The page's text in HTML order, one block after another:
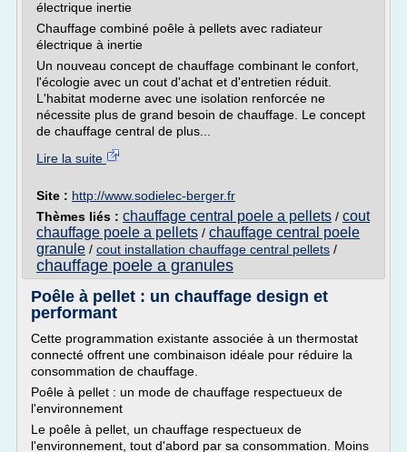
électrique inertie
Chauffage combiné poêle à pellets avec radiateur
électrique à inertie
Un nouveau concept de chauffage combinant le confort,
l'écologie avec un cout d'achat et d'entretien réduit.
L'habitat moderne avec une isolation renforcée ne
nécessite plus de grand besoin de chauffage. Le concept
de chauffage central de plus...
Lire la suite
Site : http://www.sodielec-berger.fr
Thèmes liés : chauffage central poele a pellets / cout
chauffage poele a pellets / chauffage central poele
granule / cout installation chauffage central pellets /
chauffage poele a granules
Poêle à pellet : un chauffage design et
performant
Cette programmation existante associée à un thermostat
connecté offrent une combinaison idéale pour réduire la
consommation de chauffage.
Poêle à pellet : un mode de chauffage respectueux de
l'environnement
Le poêle à pellet, un chauffage respectueux de
l'environnement, tout d'abord par sa consommation. Moins